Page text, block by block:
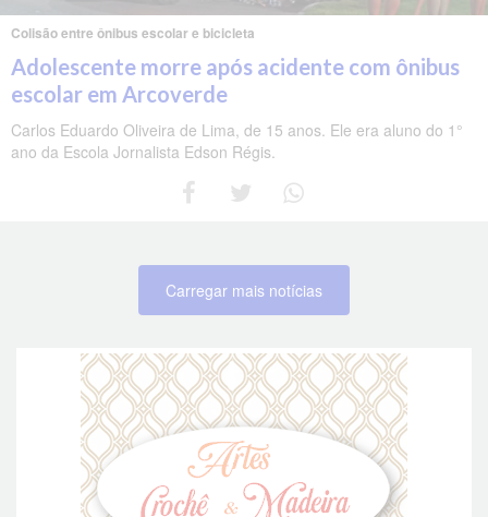
Colisão entre ônibus escolar e bicicleta
Adolescente morre após acidente com ônibus
escolar em Arcoverde
Carlos Eduardo Oliveira de Lima, de 15 anos. Ele era aluno do 1°
ano da Escola Jornalista Edson Régis.
Carregar mais notícias